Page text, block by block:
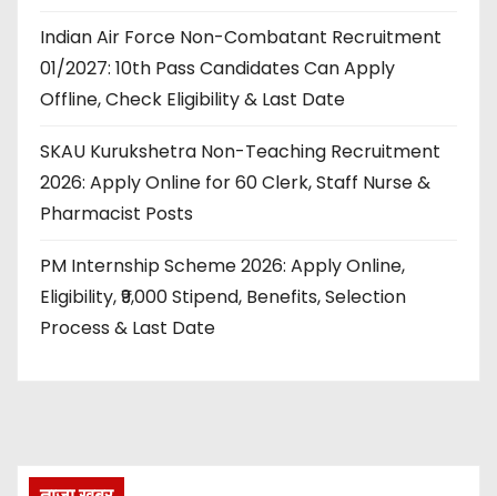
Indian Air Force Non-Combatant Recruitment
01/2027: 10th Pass Candidates Can Apply
Offline, Check Eligibility & Last Date
SKAU Kurukshetra Non-Teaching Recruitment
2026: Apply Online for 60 Clerk, Staff Nurse &
Pharmacist Posts
PM Internship Scheme 2026: Apply Online,
Eligibility, ₹9,000 Stipend, Benefits, Selection
Process & Last Date